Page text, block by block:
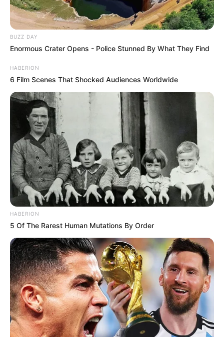
BUZZ DAY
Enormous Crater Opens - Police Stunned By What They Find
HABERION
6 Film Scenes That Shocked Audiences Worldwide
HABERION
5 Of The Rarest Human Mutations By Order